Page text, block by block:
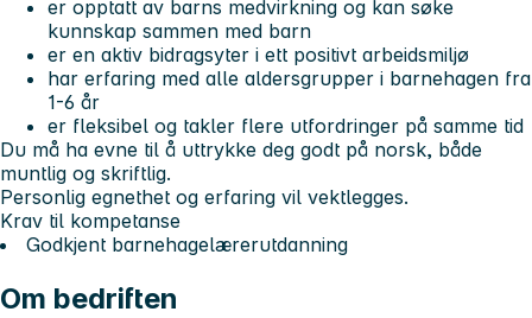
er opptatt av barns medvirkning og kan søke
kunnskap sammen med barn
er en aktiv bidragsyter i ett positivt arbeidsmiljø
har erfaring med alle aldersgrupper i barnehagen fra
1-6 år
er fleksibel og takler flere utfordringer på samme tid
Du må ha evne til å uttrykke deg godt på norsk, både
muntlig og skriftlig.
Personlig egnethet og erfaring vil vektlegges.
Krav til kompetanse
Godkjent barnehagelærerutdanning
Om bedriften